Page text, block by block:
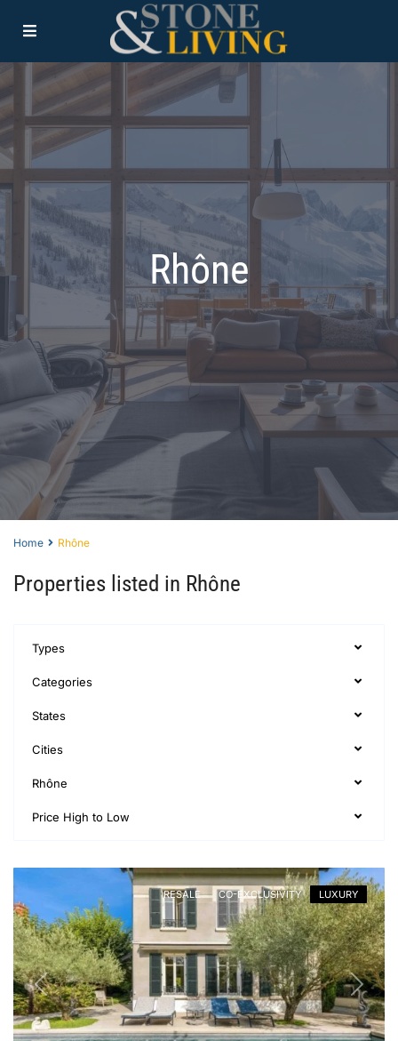
Rhône
Home Rhône
Properties listed in Rhône
Types
Categories
States
Cities
Rhône
Price High to Low
Previous Next
RESALE CO-EXCLUSIVITY LUXURY